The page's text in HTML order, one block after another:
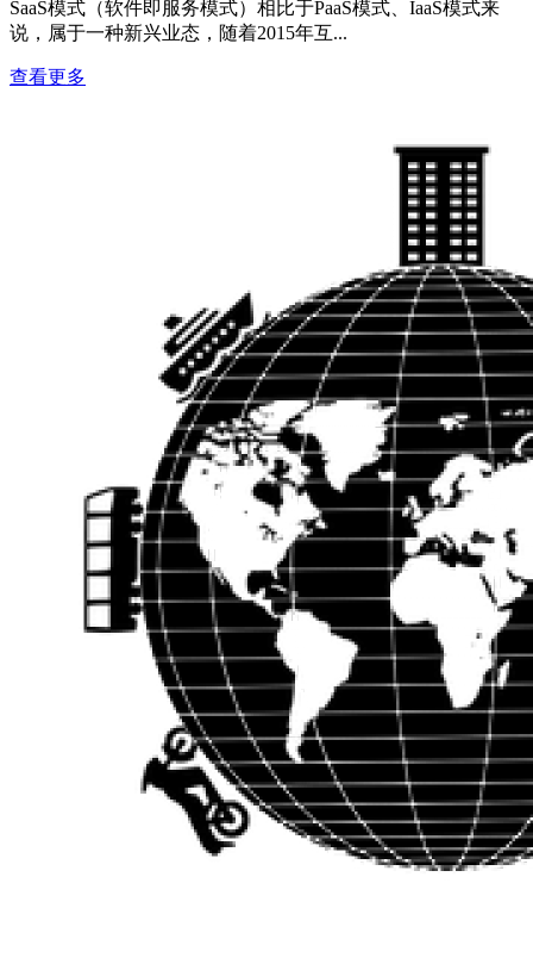
SaaS模式（软件即服务模式）相比于PaaS模式、IaaS模式来
说，属于一种新兴业态，随着2015年互...
查看更多